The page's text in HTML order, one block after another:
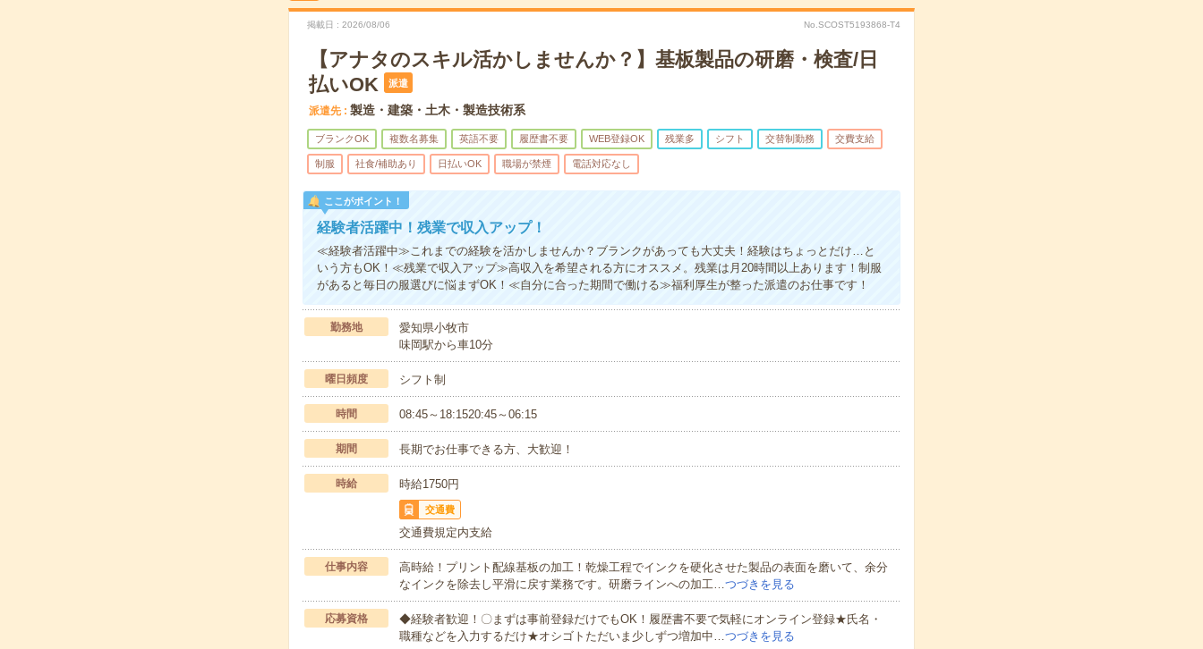
掲載日 2026/08/06 No.SCOST5193868-T4
【アナタのスキル活かしませんか？】基板製品の研磨・検査/日
払いOK
派遣
派遣先 製造・建築・土木・製造技術系
ブランクOK 複数名募集 英語不要 履歴書不要 WEB登録OK 残業多 シフト 交替制勤務 交費支給
制服 社食/補助あり 日払いOK 職場が禁煙 電話対応なし
ここがポイント！
経験者活躍中！残業で収入アップ！
≪経験者活躍中≫これまでの経験を活かしませんか？ブランクがあっても大丈夫！経験はちょっとだけ…と
いう方もOK！≪残業で収入アップ≫高収入を希望される方にオススメ。残業は月20時間以上あります！制服
があると毎日の服選びに悩まずOK！≪自分に合った期間で働ける≫福利厚生が整った派遣のお仕事です！
勤務地
愛知県小牧市
味岡駅から車10分
曜日頻度 シフト制
時間 08:45～18:1520:45～06:15
期間 長期でお仕事できる方、大歓迎！
時給 時給1750円
交通費
交通費規定内支給
仕事内容
高時給！プリント配線基板の加工！乾燥工程でインクを硬化させた製品の表面を磨いて、余分
なインクを除去し平滑に戻す業務です。研磨ラインへの加工…つづきを見る
応募資格
◆経験者歓迎！〇まずは事前登録だけでもOK！履歴書不要で気軽にオンライン登録★氏名・
職種などを入力するだけ★オシゴトただいま少しずつ増加中…つづきを見る